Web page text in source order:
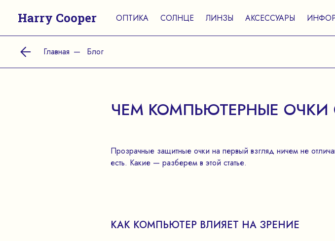
Harry Cooper ОПТИКА СОЛНЦЕ ЛИНЗЫ АКСЕССУАРЫ
Главная Блог
ЧЕМ КОМПЬЮТЕРНЫЕ
Прозрачные защитные очки на первый взгляд ничем не
есть. Какие — разберем в этой статье.
КАК КОМПЬЮТЕР ВЛИЯЕТ НА ЗРЕНИЕ